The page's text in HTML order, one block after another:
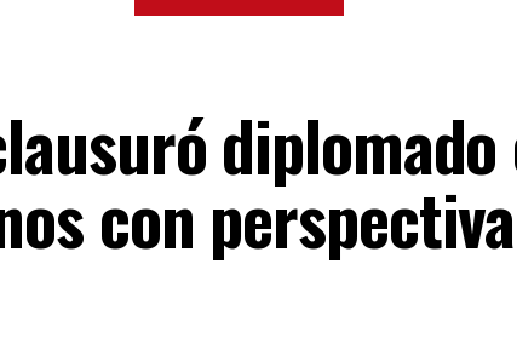
diplomado
con perspectiva